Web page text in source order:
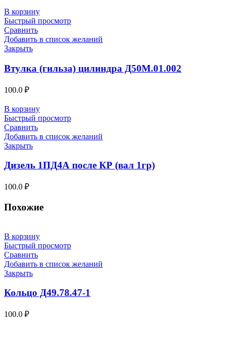
В корзину
Быстрый просмотр
Сравнить
Добавить в список желаний
Закрыть
Втулка (гильза) цилиндра Д50М.01.002
100.0 ₽
В корзину
Быстрый просмотр
Сравнить
Добавить в список желаний
Закрыть
Дизель 1ПД4А после КР (вал 1гр)
100.0 ₽
Похожие
В корзину
Быстрый просмотр
Сравнить
Добавить в список желаний
Закрыть
Кольцо Д49.78.47-1
100.0 ₽